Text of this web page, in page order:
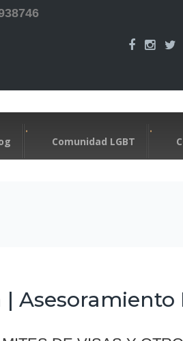
Comunidad LGBT
Asesoramiento